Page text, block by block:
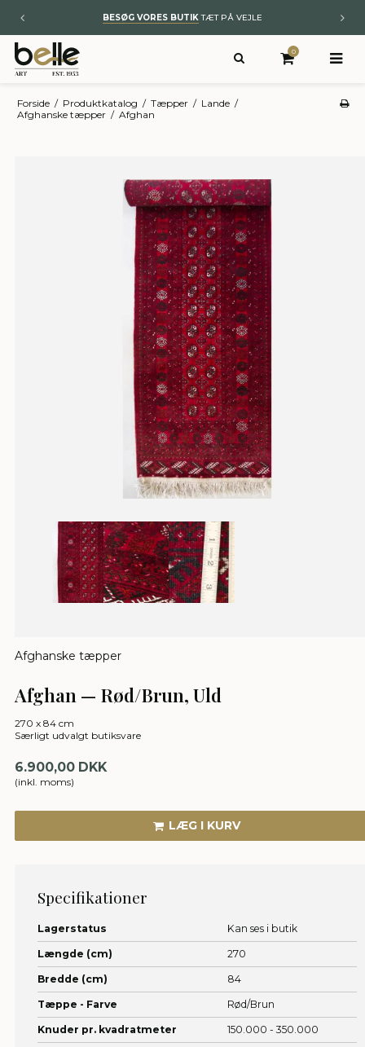
BESØG VORES BUTIKTÆT PÅ VEJLE
0
Forside / Produktkatalog / Tæpper / Lande /
Afghanske tæpper / Afghan
Afghanske tæpper
Afghan — Rød/Brun, Uld
270 x 84 cm
Særligt udvalgt butiksvare
6.900,00 DKK
(inkl. moms)
LÆG I KURV
Specifikationer
Lagerstatus Kan ses i butik
Længde (cm) 270
Bredde (cm) 84
Tæppe - Farve Rød/Brun
Knuder pr. kvadratmeter 150.000 - 350.000